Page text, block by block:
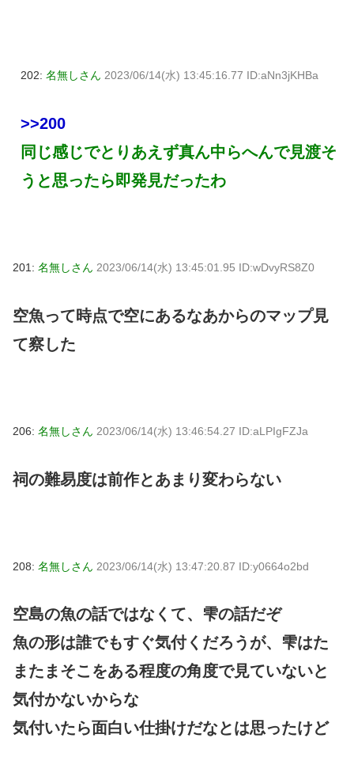
202: 名無しさん 2023/06/14(水) 13:45:16.77 ID:aNn3jKHBa
>>200
同じ感じでとりあえず真ん中らへんで見渡そ
うと思ったら即発見だったわ
201: 名無しさん 2023/06/14(水) 13:45:01.95 ID:wDvyRS8Z0
空魚って時点で空にあるなあからのマップ見
て察した
206: 名無しさん 2023/06/14(水) 13:46:54.27 ID:aLPIgFZJa
祠の難易度は前作とあまり変わらない
208: 名無しさん 2023/06/14(水) 13:47:20.87 ID:y0664o2bd
空島の魚の話ではなくて、雫の話だぞ
魚の形は誰でもすぐ気付くだろうが、雫はた
またまそこをある程度の角度で見ていないと
気付かないからな
気付いたら面白い仕掛けだなとは思ったけど